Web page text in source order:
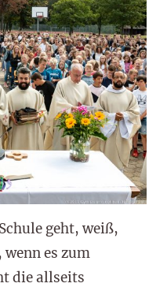
geht, weiß,
es zum
die allseits